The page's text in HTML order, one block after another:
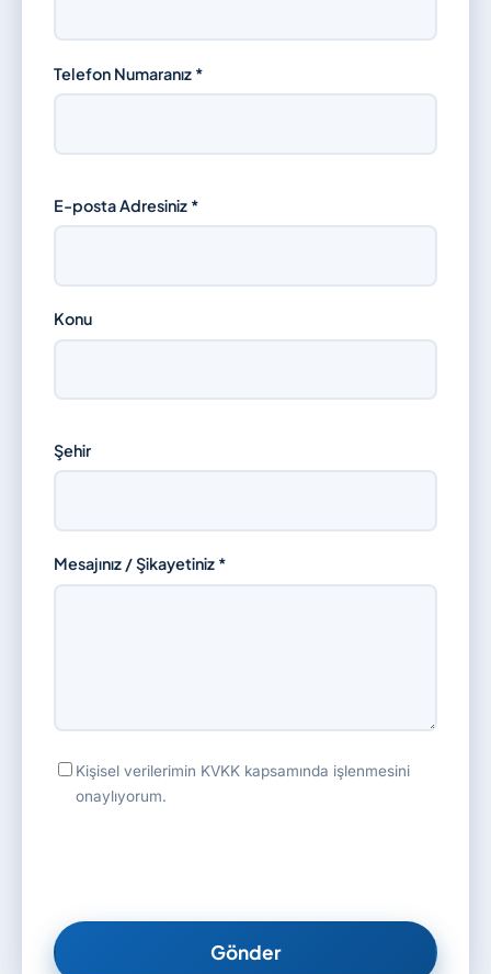
Telefon Numaranız *
E-posta Adresiniz *
Konu
Şehir
Mesajınız / Şikayetiniz *
Kişisel verilerimin KVKK kapsamında işlenmesini
onaylıyorum.
Gönder